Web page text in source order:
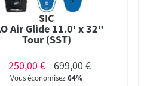
SIC
Air Glide 11.0' x 32"
Tour (SST)
250,00 €
699,00 €
Vous économisez64%